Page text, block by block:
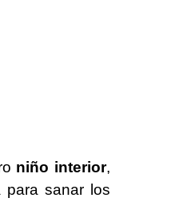
niño interior,
para sanar los